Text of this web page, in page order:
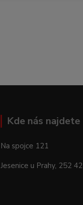
Kde nás najdete
Na spojce 121
Jesenice u Prahy, 252 42